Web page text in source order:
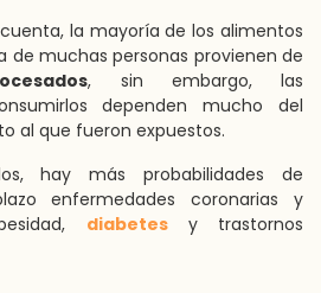
la mayoría de los alimentos
muchas personas provienen de
, sin embargo, las
dependen mucho del
al que fueron expuestos.
hay más probabilidades de
enfermedades coronarias y
diabetesy trastornos